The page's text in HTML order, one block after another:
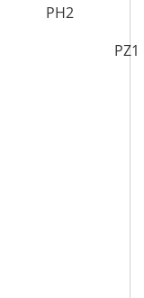
PH2
PZ1